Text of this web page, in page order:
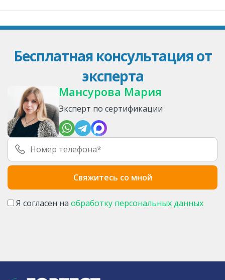
Бесплатная консультация от
эксперта
Мансурова Мария
Эксперт по сертификации
Я согласен на обработку персональных данных